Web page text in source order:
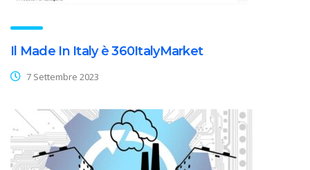
Il Made In Italy è 360ItalyMarket
7 Settembre 2023